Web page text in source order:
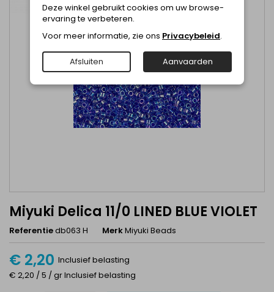
Miyuki Delica 11/0 LINED BLUE VIOLET
Referentiedb063 H MerkMiyuki Beads
€ 2,20 Inclusief belasting
€ 2,20 / 5 / gr Inclusief belasting
Deze winkel gebruikt cookies om uw browse-
ervaring te verbeteren.
Voor meer informatie, zie ons Privacybeleid.
Afsluiten Aanvaarden